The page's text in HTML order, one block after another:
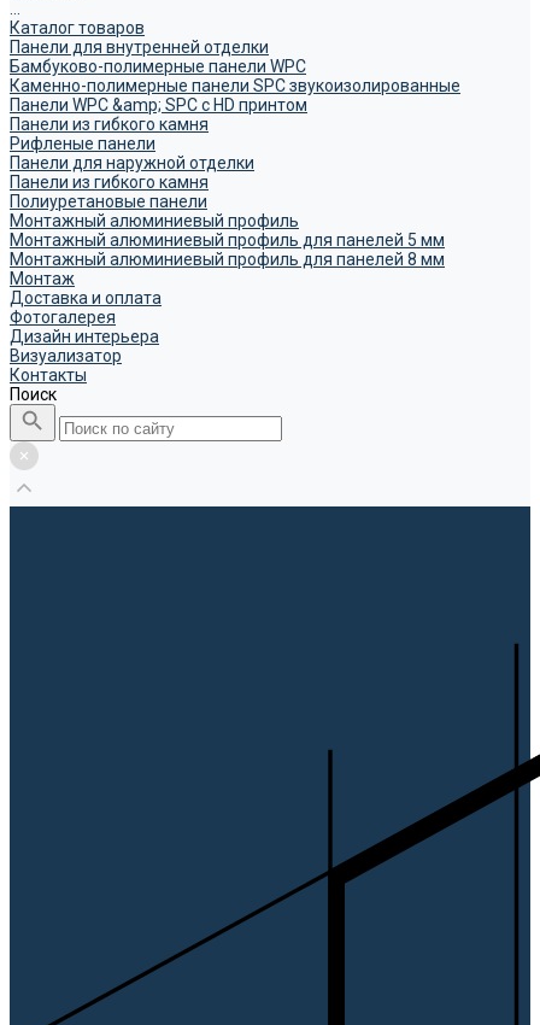
Каталог товаров
Панели для внутренней отделки
Бамбуково-полимерные панели WPC
Каменно-полимерные панели SPC звукоизолированные
Панели WPC &amp; SPC с HD принтом
Панели из гибкого камня
Рифленые панели
Панели для наружной отделки
Панели из гибкого камня
Полиуретановые панели
Монтажный алюминиевый профиль
Монтажный алюминиевый профиль для панелей 5 мм
Монтажный алюминиевый профиль для панелей 8 мм
Монтаж
Доставка и оплата
Фотогалерея
Дизайн интерьера
Визуализатор
Контакты
Поиск